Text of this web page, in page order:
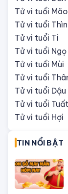
Tử vi tuổi Sửu
Tử vi tuổi Dần
Tử vi tuổi Mão
Tử vi tuổi Thìn
Tử vi tuổi Ti
Tử vi tuổi Ngọ
Tử vi tuổi Mùi
Tử vi tuổi Thân
Tử vi tuổi Dậu
Tử vi tuổi Tuất
Tử vi tuổi Hợi
TIN NỔI BẬT